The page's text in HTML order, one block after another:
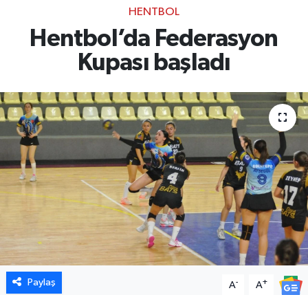
HENTBOL
Hentbol’da Federasyon
Kupası başladı
Paylaş A- A+
Son Dakika Haberleri